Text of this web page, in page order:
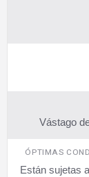
Vástago
ÓPTIMAS
Están sujetas